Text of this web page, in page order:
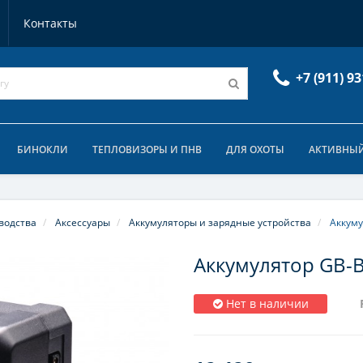
Контакты
+7 (911)
БИНОКЛИ ТЕПЛОВИЗОРЫ И ПНВ ДЛЯ ОХОТЫ
Аксессуары Аккумуляторы и зарядные устройства
Аккумулятор GB-
Нет в наличии